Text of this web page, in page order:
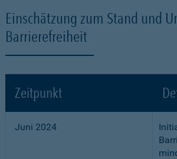
Einschätzung zum Stand und
Barrierefreiheit
Zeitpunkt
Juni 2024